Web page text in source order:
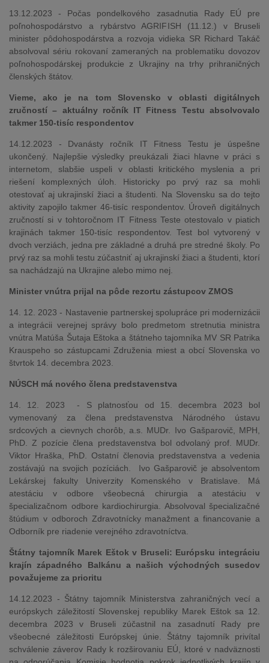
13.12.2023 - Počas pondelkového zasadnutia Rady EÚ pre
poľnohospodárstvo a rybárstvo AGRIFISH (11.12.) v Bruseli
minister pôdohospodárstva a rozvoja vidieka SR Richard Takáč
absolvoval sériu rokovaní zameraných na problematiku dovozov
poľnohospodárskej produkcie z Ukrajiny na trhy prihraničných
členských štátov.
Vieme, ako je na tom Slovensko v oblasti digitálnych
zručností – aktuálny ročník IT Fitness Testu absolvovalo
takmer 150-tisíc respondentov
14.12.2023 - Dvanásty ročník IT Fitness Testu je úspešne
ukončený. Najlepšie výsledky preukázali žiaci hlavne v práci s
internetom, slabšie uspeli v oblasti kritického myslenia a pri
riešení komplexných úloh. Historicky po prvý raz sa mohli
otestovať aj ukrajinskí žiaci a študenti. Na Slovensku sa do tejto
aktivity zapojilo takmer 46-tisíc respondentov. Úroveň digitálnych
zručností si v tohtoročnom IT Fitness Teste otestovalo v piatich
krajinách takmer 150-tisíc respondentov. Test bol vytvorený v
dvoch verziách, jedna pre základné a druhá pre stredné školy. Po
prvý raz sa mohli testu zúčastniť aj ukrajinskí žiaci a študenti, ktorí
sa nachádzajú na Ukrajine alebo mimo nej.
Minister vnútra prijal na pôde rezortu zástupcov ZMOS
14. 12. 2023 - Nastavenie partnerskej spolupráce pri modernizácii
a integrácii verejnej správy bolo predmetom stretnutia ministra
vnútra Matúša Šutaja Eštoka a štátneho tajomníka MV SR Patrika
Krauspeho so zástupcami Združenia miest a obcí Slovenska vo
štvrtok 14. decembra 2023.
NÚSCH má nového člena predstavenstva
14. 12. 2023 - S platnosťou od 15. decembra 2023 bol
vymenovaný za člena predstavenstva Národného ústavu
srdcových a cievnych chorôb, a.s. MUDr. Ivo Gašparovič, MPH,
PhD. Z pozície člena predstavenstva bol odvolaný prof. MUDr.
Viktor Hraška, PhD. Ostatní členovia predstavenstva a vedenia
zostávajú na svojich pozíciách. Ivo Gašparovič je absolventom
Lekárskej fakulty Univerzity Komenského v Bratislave. Má
atestáciu v odbore všeobecná chirurgia a atestáciu v
špecializačnom odbore kardiochirurgia. Absolvoval špecializačné
štúdium v odboroch Zdravotnícky manažment a financovanie a
Odborník pre riadenie verejného zdravotníctva.
Štátny tajomník Marek Eštok v Bruseli: Európsku integráciu
krajín západného Balkánu a našich východných susedov
považujeme za prioritu
14.12.2023 - Štátny tajomník Ministerstva zahraničných vecí a
európskych záležitostí Slovenskej republiky Marek Eštok sa 12.
decembra 2023 v Bruseli zúčastnil na zasadnutí Rady pre
všeobecné záležitosti Európskej únie. Štátny tajomník privítal
schválenie záverov Rady k rozširovaniu EÚ, ktoré v nadväznosti